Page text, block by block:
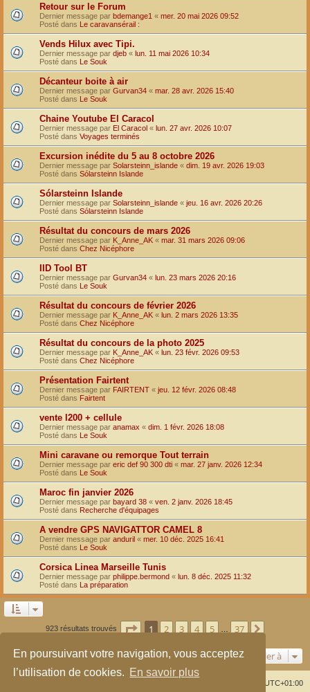
En poursuivant votre navigation, vous acceptez
l’utilisation de cookies. En savoir plus
Retour sur le Forum
Dernier message par bdemange1 « mer. 20 mai 2026 09:52
Posté dans Le caravansérail :
Vends Hilux avec Tipi.
Dernier message par djeb « lun. 11 mai 2026 10:34
Posté dans Le Souk
Décanteur boite à air
Dernier message par Gurvan34 « mar. 28 avr. 2026 15:40
Posté dans Le Souk
Chaine Youtube El Caracol
Dernier message par El Caracol « lun. 27 avr. 2026 10:07
Posté dans Voyages terminés
Excursion inédite du 5 au 8 octobre 2026
Dernier message par Solarsteinn_islande « dim. 19 avr. 2026 19:03
Posté dans Sólarsteinn Islande
Sólarsteinn Islande
Dernier message par Solarsteinn_islande « jeu. 16 avr. 2026 20:26
Posté dans Sólarsteinn Islande
Résultat du concours de mars 2026
Dernier message par K_Anne_AK « mar. 31 mars 2026 09:06
Posté dans Chez Nicéphore
IID Tool BT
Dernier message par Gurvan34 « lun. 23 mars 2026 20:16
Posté dans Le Souk
Résultat du concours de février 2026
Dernier message par K_Anne_AK « lun. 2 mars 2026 13:35
Posté dans Chez Nicéphore
Résultat du concours de la photo 2025
Dernier message par K_Anne_AK « lun. 23 févr. 2026 09:53
Posté dans Chez Nicéphore
Présentation Fairtent
Dernier message par FAIRTENT « jeu. 12 févr. 2026 08:48
Posté dans Fairtent
vente l200 + cellule
Dernier message par anamax « dim. 1 févr. 2026 18:08
Posté dans Le Souk
Mini caravane ou remorque Tout terrain
Dernier message par eric def 90 300 dti « mar. 27 janv. 2026 12:34
Posté dans Le Souk
Maroc fin janvier 2026
Dernier message par bayard 38 « ven. 2 janv. 2026 18:45
Posté dans Recherche d'équipages
A vendre GPS NAVIGATTOR CAMEL 8
Dernier message par anduril « mer. 10 déc. 2025 16:41
Posté dans Le Souk
Corsica Linea Marseille Tunis
Dernier message par philippe.bermond « lun. 8 déc. 2025 11:32
Posté dans La préparation
923 résultats trouvés Page sur37
1 2 3 4 5 37
Aller à
UTC+01:00